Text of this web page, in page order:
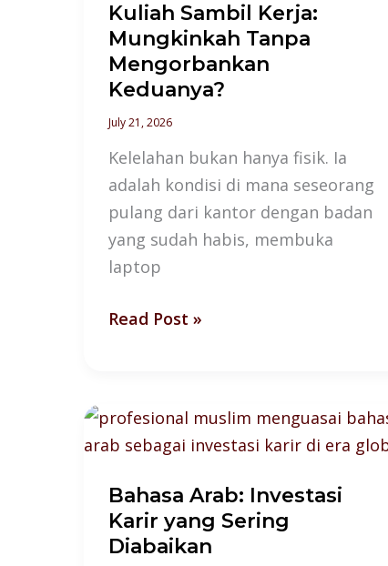
Kuliah Sambil Kerja:
Mungkinkah Tanpa
Mengorbankan
Keduanya?
July 21, 2026
Kelelahan bukan hanya fisik. Ia
adalah kondisi di mana seseorang
pulang dari kantor dengan badan
yang sudah habis, membuka
laptop
Read Post »
Bahasa Arab: Investasi
Karir yang Sering
Diabaikan
Bahasa
Arab:
Karir
yang
Sering